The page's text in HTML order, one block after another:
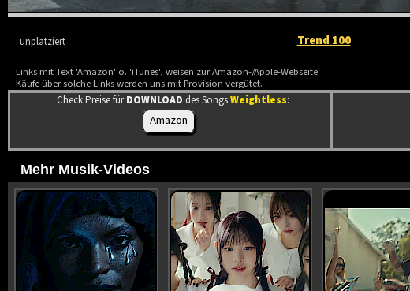
unplatziert Trend 100
Links mit Text 'Amazon' o. 'iTunes', weisen zur Amazon-/Apple-Webseite.
Käufe über solche Links werden uns mit Provision vergütet.
Check Preise fürDOWNLOAD des SongsWeightless:
Amazon
Mehr Musik-Videos